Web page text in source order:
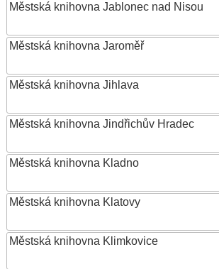
Městská knihovna Jablonec nad Nisou
Městská knihovna Jaroměř
Městská knihovna Jihlava
Městská knihovna Jindřichův Hradec
Městská knihovna Kladno
Městská knihovna Klatovy
Městská knihovna Klimkovice